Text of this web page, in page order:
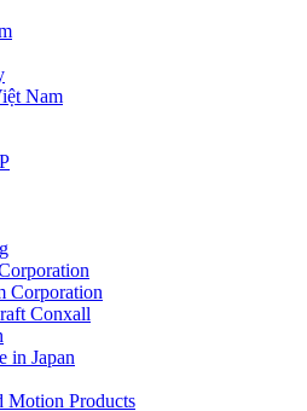
Nam
Corporation
Conxall
in Japan
Products